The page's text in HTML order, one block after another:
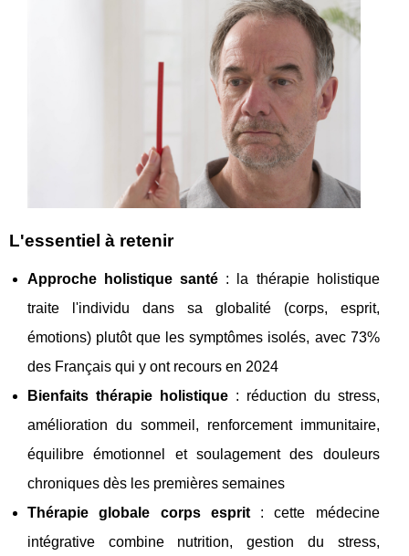
L'essentiel à retenir
Approche holistique santé : la thérapie holistique
traite l'individu dans sa globalité (corps, esprit,
émotions) plutôt que les symptômes isolés, avec 73%
des Français qui y ont recours en 2024
Bienfaits thérapie holistique: réduction du stress,
amélioration du sommeil, renforcement immunitaire,
équilibre émotionnel et soulagement des douleurs
chroniques dès les premières semaines
Thérapie globale corps esprit: cette médecine
intégrative combine nutrition, gestion du stress,